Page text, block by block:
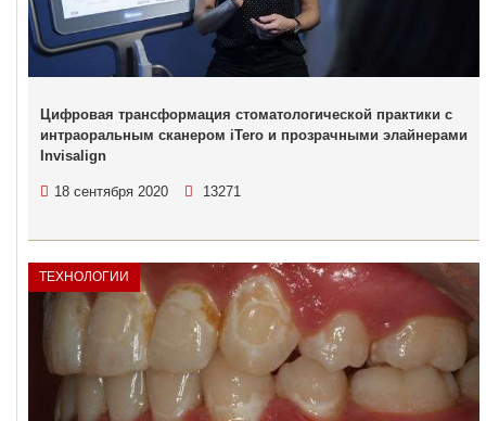
Цифровая трансформация стоматологической практики c
интраоральным сканером iTero и прозрачными элайнерами
Invisalign
18 сентября 2020 13271
ТЕХНОЛОГИИ